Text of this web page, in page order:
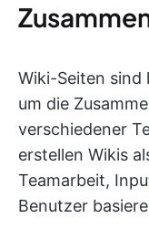
Wiki-Seiten
um die
verschiedener
erstellen Wikis
Teamarbeit,
Benutzer